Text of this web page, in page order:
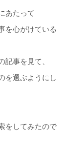
あたって
を心がけている
記事を見て、
を選ぶようにし
をしてみたので